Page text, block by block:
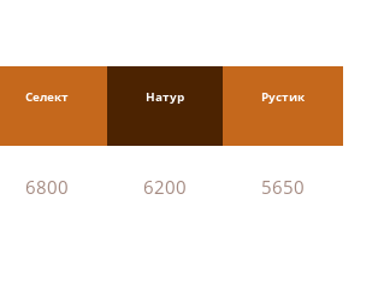
Селект Натур Рустик
6800 6200 5650